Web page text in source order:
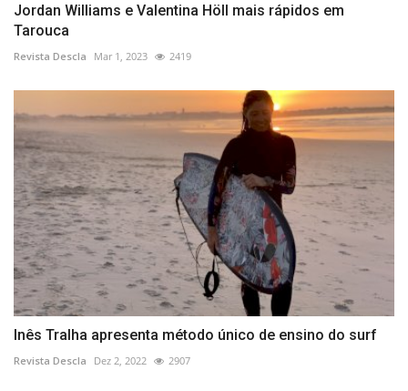
Jordan Williams e Valentina Höll mais rápidos em
Tarouca
Revista Descla Mar 1, 2023 2419
Inês Tralha apresenta método único de ensino do surf
Revista Descla Dez 2, 2022 2907